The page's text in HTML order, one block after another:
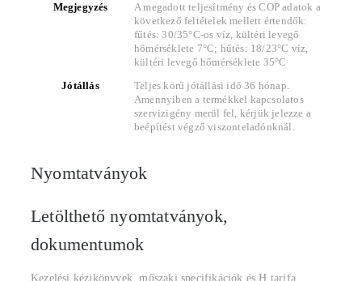
Megjegyzés
A megadott teljesítmény és COP adatok a
következő feltételek mellett értendők:
fűtés: 30/35°C-os víz, kültéri levegő
hőmérséklete 7°C; hűtés: 18/23°C víz,
kültéri levegő hőmérséklete 35°C
Jótállás
Teljes körű jótállási idő 36 hónap.
Amennyiben a termékkel kapcsolatos
szervizigény merül fel, kérjük jelezze a
beépítést végző viszonteladónknál.
Nyomtatványok
Letölthető nyomtatványok,
dokumentumok
Kezelési kézikönyvek, műszaki specifikációk és H tarifa